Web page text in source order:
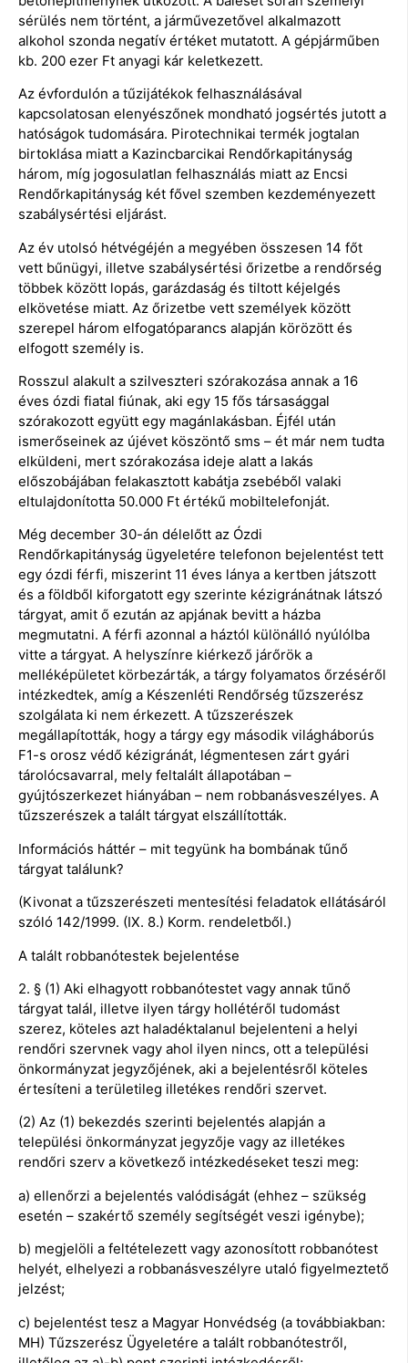
sérülés nem történt, a járművezetővel alkalmazott
alkohol szonda negatív értéket mutatott. A gépjárműben
kb. 200 ezer Ft anyagi kár keletkezett.
Az évfordulón a tűzijátékok felhasználásával
kapcsolatosan elenyészőnek mondható jogsértés jutott a
hatóságok tudomására. Pirotechnikai termék jogtalan
birtoklása miatt a Kazincbarcikai Rendőrkapitányság
három, míg jogosulatlan felhasználás miatt az Encsi
Rendőrkapitányság két fővel szemben kezdeményezett
szabálysértési eljárást.
Az év utolsó hétvégéjén a megyében összesen 14 főt
vett bűnügyi, illetve szabálysértési őrizetbe a rendőrség
többek között lopás, garázdaság és tiltott kéjelgés
elkövetése miatt. Az őrizetbe vett személyek között
szerepel három elfogatóparancs alapján körözött és
elfogott személy is.
Rosszul alakult a szilveszteri szórakozása annak a 16
éves ózdi fiatal fiúnak, aki egy 15 fős társasággal
szórakozott együtt egy magánlakásban. Éjfél után
ismerőseinek az újévet köszöntő sms – ét már nem tudta
elküldeni, mert szórakozása ideje alatt a lakás
előszobájában felakasztott kabátja zsebéből valaki
eltulajdonította 50.000 Ft értékű mobiltelefonját.
Még december 30-án délelőtt az Ózdi
Rendőrkapitányság ügyeletére telefonon bejelentést tett
egy ózdi férfi, miszerint 11 éves lánya a kertben játszott
és a földből kiforgatott egy szerinte kézigránátnak látszó
tárgyat, amit ő ezután az apjának bevitt a házba
megmutatni. A férfi azonnal a háztól különálló nyúlólba
vitte a tárgyat. A helyszínre kiérkező járőrök a
melléképületet körbezárták, a tárgy folyamatos őrzéséről
intézkedtek, amíg a Készenléti Rendőrség tűzszerész
szolgálata ki nem érkezett. A tűzszerészek
megállapították, hogy a tárgy egy második világháborús
F1-s orosz védő kézigránát, légmentesen zárt gyári
tárolócsavarral, mely feltalált állapotában –
gyújtószerkezet hiányában – nem robbanásveszélyes. A
tűzszerészek a talált tárgyat elszállították.
Információs háttér – mit tegyünk ha bombának tűnő
tárgyat találunk?
(Kivonat a tűzszerészeti mentesítési feladatok ellátásáról
szóló 142/1999. (IX. 8.) Korm. rendeletből.)
A talált robbanótestek bejelentése
2. § (1) Aki elhagyott robbanótestet vagy annak tűnő
tárgyat talál, illetve ilyen tárgy hollétéről tudomást
szerez, köteles azt haladéktalanul bejelenteni a helyi
rendőri szervnek vagy ahol ilyen nincs, ott a települési
önkormányzat jegyzőjének, aki a bejelentésről köteles
értesíteni a területileg illetékes rendőri szervet.
(2) Az (1) bekezdés szerinti bejelentés alapján a
települési önkormányzat jegyzője vagy az illetékes
rendőri szerv a következő intézkedéseket teszi meg:
a) ellenőrzi a bejelentés valódiságát (ehhez – szükség
esetén – szakértő személy segítségét veszi igénybe);
b) megjelöli a feltételezett vagy azonosított robbanótest
helyét, elhelyezi a robbanásveszélyre utaló figyelmeztető
jelzést;
c) bejelentést tesz a Magyar Honvédség (a továbbiakban:
MH) Tűzszerész Ügyeletére a talált robbanótestről,